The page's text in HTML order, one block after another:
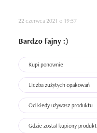
22 czerwca 2021 o 19:57
Bardzo fajny :)
Kupi ponownie
Liczba zużytych opakowań
Od kiedy używasz produktu
Gdzie został kupiony produkt